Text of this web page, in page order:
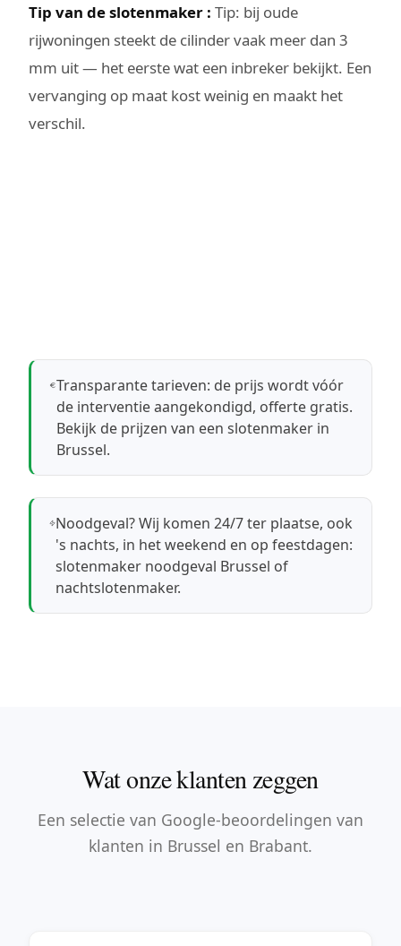
Tip van de slotenmaker : Tip: bij oude
rijwoningen steekt de cilinder vaak meer dan 3
mm uit — het eerste wat een inbreker bekijkt. Een
vervanging op maat kost weinig en maakt het
verschil.
Transparante tarieven: de prijs wordt vóór
de interventie aangekondigd, offerte gratis.
Bekijk de prijzen van een slotenmaker in
Brussel.
Noodgeval? Wij komen 24/7 ter plaatse, ook
's nachts, in het weekend en op feestdagen:
slotenmaker noodgeval Brussel of
nachtslotenmaker.
Wat onze klanten zeggen
Een selectie van Google-beoordelingen van
klanten in Brussel en Brabant.